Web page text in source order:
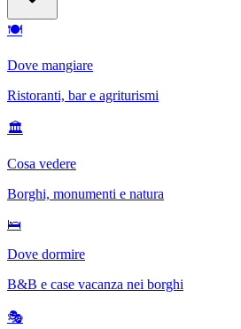
🍽
Dove mangiare
Ristoranti, bar e agriturismi
🏛
Cosa vedere
Borghi, monumenti e natura
🛌
Dove dormire
B&B e case vacanza nei borghi
🎭